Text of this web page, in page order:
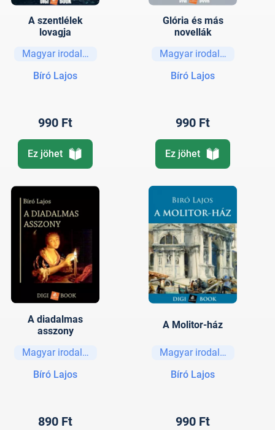
A szentlélek
lovagja
Magyar irodalom
Bíró Lajos
990 Ft
Ez jöhet
Glória és más
novellák
Magyar irodalom
Bíró Lajos
990 Ft
Ez jöhet
A diadalmas
asszony
Magyar irodalom
Bíró Lajos
890 Ft
A Molitor-ház
Magyar irodalom
Bíró Lajos
990 Ft